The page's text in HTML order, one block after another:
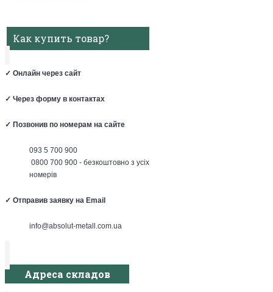
Как купить товар?
✓ Онлайн через сайт
✓ Через форму в контактах
✓ Позвонив по номерам на сайте
093 5 700 900
0800 700 900 - безкоштовно з усіх
номерів
✓ Отправив заявку на Email
info@absolut-metall.com.ua
Адреса складов